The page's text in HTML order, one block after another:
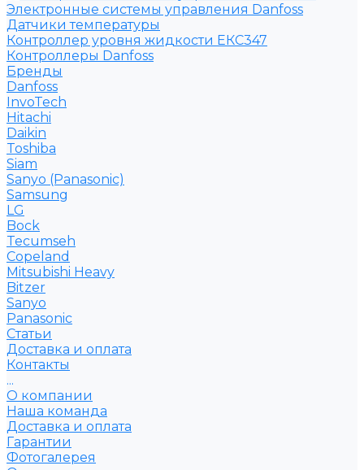
Электронные системы управления Danfoss
Датчики температуры
Контроллер уровня жидкости ЕКС347
Контроллеры Danfoss
Бренды
Danfoss
InvoTech
Hitachi
Daikin
Toshiba
Siam
Sanyo (Panasonic)
Samsung
LG
Bock
Tecumseh
Copeland
Mitsubishi Heavy
Bitzer
Sanyo
Рanasonic
Статьи
Доставка и оплата
Контакты
...
О компании
Наша команда
Доставка и оплата
Гарантии
Фотогалерея